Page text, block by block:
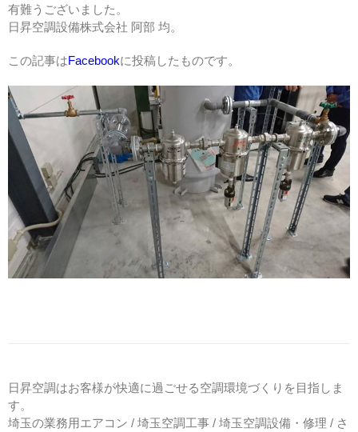
有難うございました。
日昇空調設備株式会社 阿部 均。
この記事はFacebookに投稿したものです。
日昇空調はお客様が快適に過ごせる空調環境づくりを目指しま
す。
埼玉の業務用エアコン / 埼玉空調工事 / 埼玉空調設備・修理 / さ